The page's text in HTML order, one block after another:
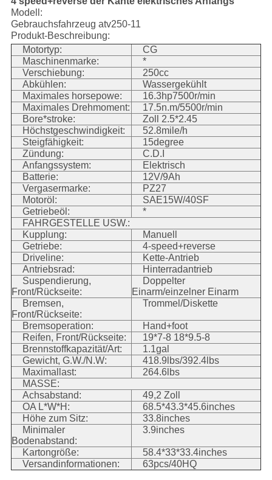
Modell:
Gebrauchsfahrzeug atv250-11
Produkt-Beschreibung:
Motortyp:
CG
Maschinenmarke:
*
Verschiebung:
250cc
Abkühlen:
Wassergekühlt
Maximales horsepowe:
16.3hp7500r/min
Maximales Drehmoment:
17.5n.m/5500r/min
Bore*stroke:
Zoll 2.5*2.45
Höchstgeschwindigkeit:
52.8mile/h
Steigfähigkeit:
15degree
Zündung:
C.D.I
Anfangssystem:
Elektrisch
Batterie:
12V/9Ah
Vergasermarke:
PZ27
Motoröl:
SAE15W/40SF
Getriebeöl:
*
FAHRGESTELLE USW.:
Kupplung:
Manuell
Getriebe:
4-speed+reverse
Driveline:
Kette-Antrieb
Antriebsrad:
Hinterradantrieb
Suspendierung,
Front/Rückseite:
Doppelter
Einarm/einzelner Einarm
Bremsen,
Front/Rückseite:
Trommel/Diskette
Bremsoperation:
Hand+foot
Reifen, Front/Rückseite:
19*7-8 18*9.5-8
Brennstoffkapazität/Art:
1.1gal
Gewicht, G.W./N.W:
418.9lbs/392.4lbs
Maximallast:
264.6lbs
MASSE:
Achsabstand:
49,2 Zoll
OA L*W*H:
68.5*43.3*45.6inches
Höhe zum Sitz:
33.8inches
Minimaler
Bodenabstand:
3.9inches
Kartongröße:
58.4*33*33.4inches
Versandinformationen:
63pcs/40HQ